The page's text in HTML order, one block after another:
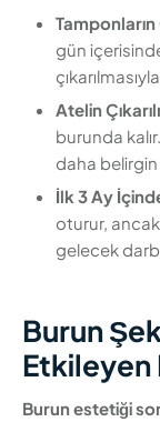
Tamponların
gün
Atelin
burunda
daha
İlk 3 Ay
oturur,
gelecek
Burun
Burun estetiği